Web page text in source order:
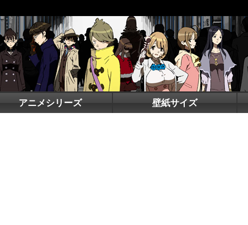
アニメシリーズ 壁紙サイズ